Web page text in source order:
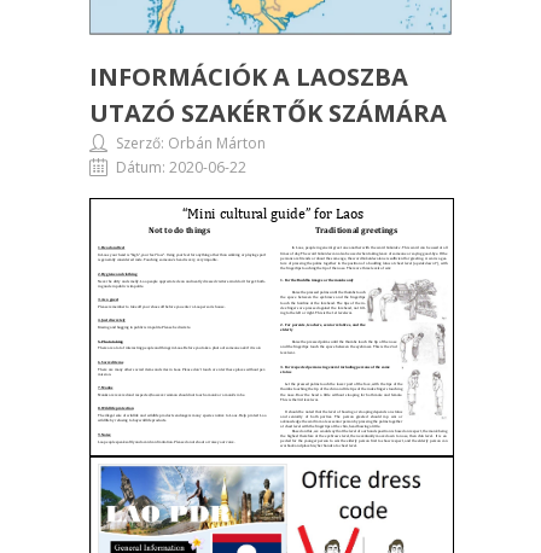
SZÁMÁRA
INFORMÁCIÓK A LAOSZBA
UTAZÓ SZAKÉRTŐK SZÁMÁRA
Szerző: Orbán Márton
Dátum: 2020-06-22